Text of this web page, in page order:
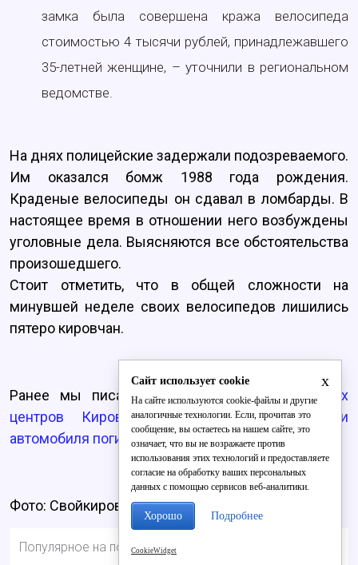
замка была совершена кража велосипеда
стоимостью 4 тысячи рублей, принадлежавшего
35-летней женщине, – уточнили в региональном
ведомстве.
На днях полицейские задержали подозреваемого.
Им оказался бомж 1988 года рождения.
Краденые велосипеды он сдавал в ломбарды. В
настоящее время в отношении него возбуждены
уголовные дела. Выясняются все обстоятельства
произошедшего.
Стоит отметить, что в общей сложности на
минувшей неделе своих велосипедов лишились
пятеро кировчан.
Ранее мы писали, чтов одном из районных
центров Кировской области под колёсами
автомобиля погиб мужчина.
Фото: Свойкировский.рф
Популярное на портале
x
Сайт использует cookie
На сайте используются cookie-файлы и другие
аналогичные технологии. Если, прочитав это
сообщение, вы остаетесь на нашем сайте, это
означает, что вы не возражаете против
использования этих технологий и предоставляете
согласие на обработку ваших персональных
данных с помощью сервисов веб-аналитики.
Хорошо Подробнее
CookieWidget